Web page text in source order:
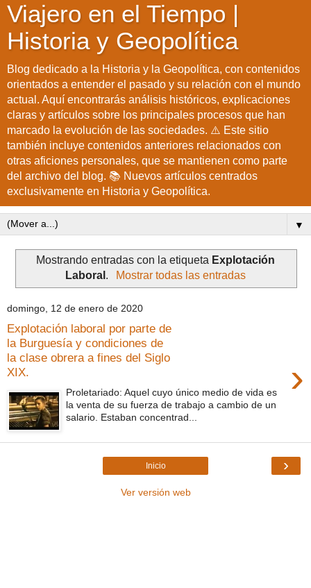
Viajero en el Tiempo |
Historia y Geopolítica
Blog dedicado a la Historia y la Geopolítica, con contenidos
orientados a entender el pasado y su relación con el mundo
actual. Aquí encontrarás análisis históricos, explicaciones
claras y artículos sobre los principales procesos que han
marcado la evolución de las sociedades. ⚠️ Este sitio
también incluye contenidos anteriores relacionados con
otras aficiones personales, que se mantienen como parte
del archivo del blog. 📚 Nuevos artículos centrados
exclusivamente en Historia y Geopolítica.
▼
Mostrando entradas con la etiqueta Explotación
Laboral . Mostrar todas las entradas
domingo, 12 de enero de 2020
Explotación laboral por parte de
la Burguesía y condiciones de
la clase obrera a fines del Siglo
XIX.
›
Proletariado: Aquel cuyo único medio de vida es
la venta de su fuerza de trabajo a cambio de un
salario. Estaban concentrad...
›
Inicio
Ver versión web